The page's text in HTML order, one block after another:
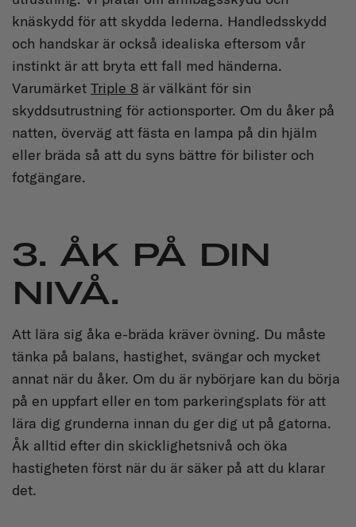
knäskydd för att skydda lederna. Handledsskydd
och handskar är också idealiska eftersom vår
instinkt är att bryta ett fall med händerna.
Varumärket Triple 8 är välkänt för sin
skyddsutrustning för actionsporter. Om du åker på
natten, överväg att fästa en lampa på din hjälm
eller bräda så att du syns bättre för bilister och
fotgängare.
3. ÅK PÅ DIN
NIVÅ.
Att lära sig åka e-bräda kräver övning. Du måste
tänka på balans, hastighet, svängar och mycket
annat när du åker. Om du är nybörjare kan du börja
på en uppfart eller en tom parkeringsplats för att
lära dig grunderna innan du ger dig ut på gatorna.
Åk alltid efter din skicklighetsnivå och öka
hastigheten först när du är säker på att du klarar
det.